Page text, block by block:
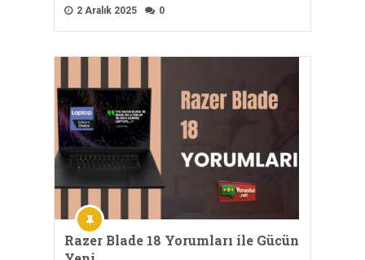
2 Aralık 2025 0
Razer Blade 18 Yorumları ile Gücün